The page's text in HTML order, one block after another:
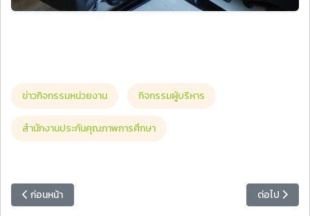
ข่าวกิจกรรมหน่วยงาน กิจกรรมผู้บริหาร
สำนักงานประกันคุณภาพการศึกษา
เนื้อหาก่อนหน้า: อธิการบดี ร่วมพิธีเปิดโครงการโรงเรียนผู้สูงอายุ รุ่นที่ 5
ก่อนหน้า เนื้อหาถัดไป
ต่อไป